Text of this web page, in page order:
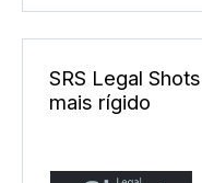
SRS Legal
mais rígido